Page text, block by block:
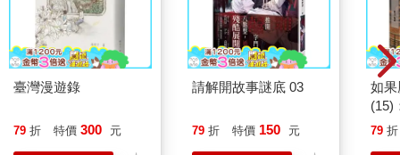
臺灣漫遊錄
79 折 特價 300 元
請解開故事謎底 03
79 折 特價 150 元
如
(15)
貓
79 折